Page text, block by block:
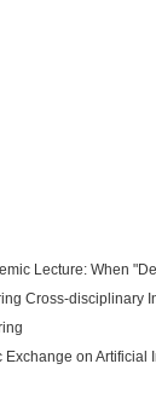
Lecture: When
Cross-disciplinary
Exchange on Artificial